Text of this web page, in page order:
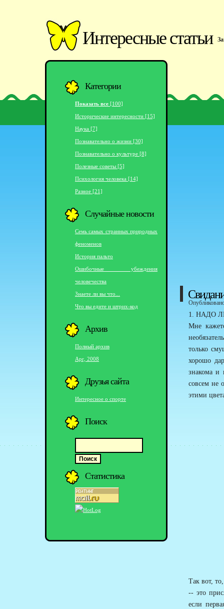
Интересные статьи
1. НАДО
Мне
только
хорошо
знакома и
совсем не
этими
Так вот,
-- это
если
Категории
Показать все [100]
Исторические интересности [15]
Наука [7]
Познавательно о жизни [30]
Познавательно о культуре [8]
Полезные советы [5]
Психология человека [14]
Разное [21]
Случайные новости
Семь самых странных природных
феноменов
История пальто
Ошибочные убеждения
человечества
Знаете ли вы что...
Что вы едите и штрих-код
Архив
Полный архив
Apr, 2008
Друзья сайта
Интересное о спорте
Поиск
Статистика